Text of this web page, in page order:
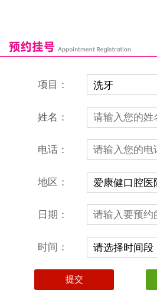
恒乐口腔诊所
富港口腔诊所
营业时间：9:00-18:00
（节假日照常上班）
微信线上预约：aikangjian1995
微信小程序：爱康健齿科
本网站信息仅供参考，不作为诊疗及医疗根据
深圳爱康健口腔医院版权所有 粤ICP备12058131号-2
粤(B)广[2026]第07-22-878号
项目：
姓名：
电话：
地区：
日期：
时间：